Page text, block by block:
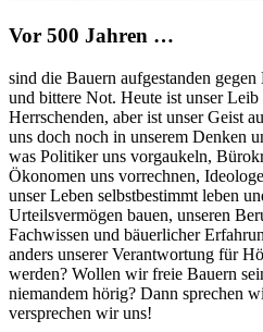
Vor 500 Jahren …
sind die Bauern aufgestanden
und bittere Not. Heute ist unser
Herrschenden, aber ist unser Geist
uns doch noch in unserem Denken
was Politiker uns vorgaukeln,
Ökonomen uns vorrechnen,
unser Leben selbstbestimmt leben
Urteilsvermögen bauen, unseren
Fachwissen und bäuerlicher
anders unserer Verantwortung für
werden? Wollen wir freie Bauern
niemandem hörig? Dann sprechen
versprechen wir uns!